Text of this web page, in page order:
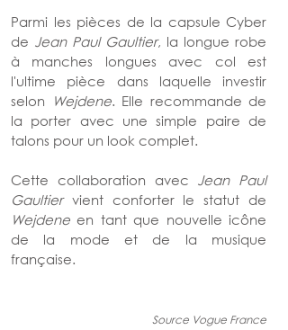
Parmi les pièces de la capsule Cyber
de Jean Paul Gaultier, la longue robe
à manches longues avec col est
l'ultime pièce dans laquelle investir
selon Wejdene. Elle recommande de
la porter avec une simple paire de
talons pour un look complet.
Cette collaboration avec Jean Paul
Gaultier
Wejdene en tant que nouvelle icône
de la mode et de la musique
française.
Source Vogue France